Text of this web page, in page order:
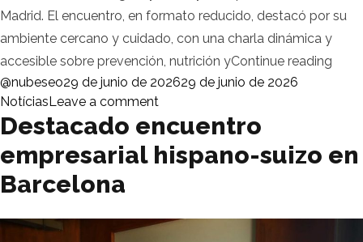
Madrid. El encuentro, en formato reducido, destacó por su
ambiente cercano y cuidado, con una charla dinámica y
accesible sobre prevención, nutrición yContinue reading
Posted by
@nubeseo29 de junio de 202629 de junio de 2026
Notícias Leave a commenton La AEHS participa en una
Destacado encuentro
empresarial hispano-suizo en
Barcelona